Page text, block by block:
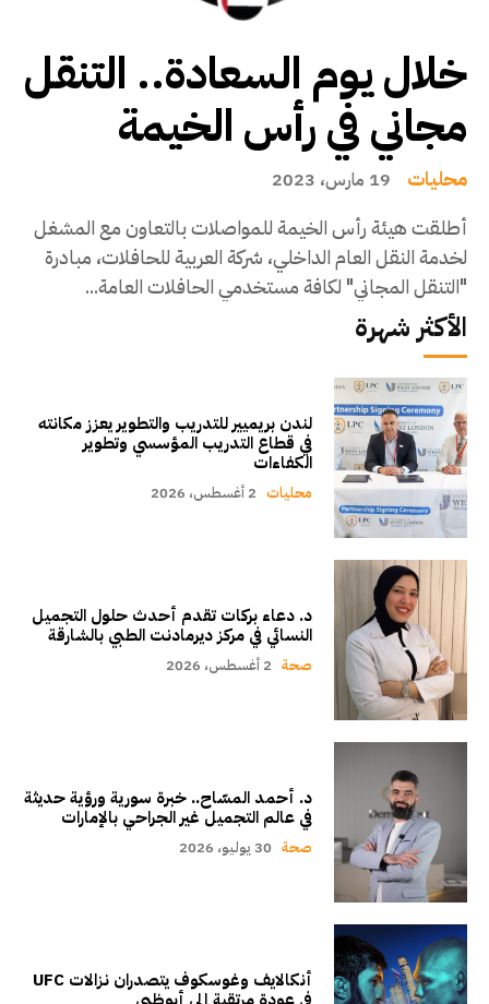
خلال يوم السعادة.. التنقل
مجاني في رأس الخيمة
محليات 19 مارس، 2023
أطلقت هيئة رأس الخيمة للمواصلات بالتعاون مع المشغل
لخدمة النقل العام الداخلي، شركة العربية للحافلات، مبادرة
"التنقل المجاني" لكافة مستخدمي الحافلات العامة...
الأكثر شهرة
لندن بريميير للتدريب والتطوير يعزز مكانته
في قطاع التدريب المؤسسي وتطوير
الكفاءات
محليات 2 أغسطس، 2026
د. دعاء بركات تقدم أحدث حلول التجميل
النسائي في مركز ديرمادنت الطبي بالشارقة
صحة 2 أغسطس، 2026
د. أحمد المسّاح.. خبرة سورية ورؤية حديثة
في عالم التجميل غير الجراحي بالإمارات
صحة 30 يوليو، 2026
أنكالايف وغوسكوف يتصدران نزالات UFC